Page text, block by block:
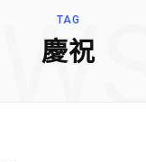
TAG
慶祝